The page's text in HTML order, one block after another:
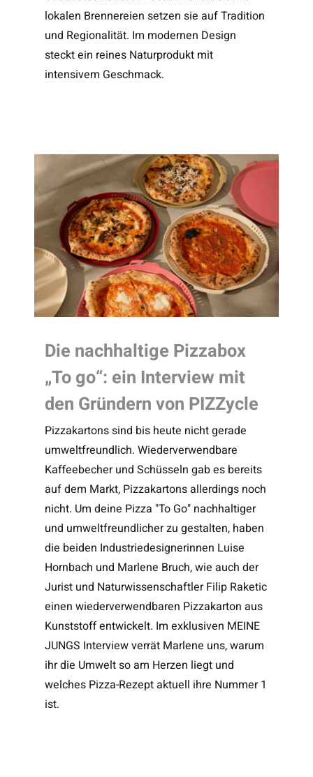
lokalen Brennereien setzen sie auf Tradition
und Regionalität. Im modernen Design
steckt ein reines Naturprodukt mit
intensivem Geschmack.
Die nachhaltige Pizzabox
„To go“: ein Interview mit
den Gründern von PIZZycle
Pizzakartons sind bis heute nicht gerade
umweltfreundlich. Wiederverwendbare
Kaffeebecher und Schüsseln gab es bereits
auf dem Markt, Pizzakartons allerdings noch
nicht. Um deine Pizza "To Go" nachhaltiger
und umweltfreundlicher zu gestalten, haben
die beiden Industriedesignerinnen Luise
Hornbach und Marlene Bruch, wie auch der
Jurist und Naturwissenschaftler Filip Raketic
einen wiederverwendbaren Pizzakarton aus
Kunststoff entwickelt. Im exklusiven MEINE
JUNGS Interview verrät Marlene uns, warum
ihr die Umwelt so am Herzen liegt und
welches Pizza-Rezept aktuell ihre Nummer 1
ist.